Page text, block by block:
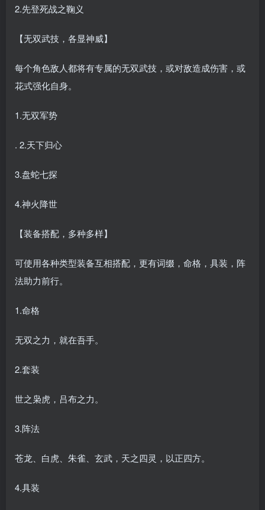
2.先登死战之鞠义
【无双武技，各显神威】
每个角色敌人都将有专属的无双武技，或对敌造成伤害，或
花式强化自身。
1.无双军势
. 2.天下归心
3.盘蛇七探
4.神火降世
【装备搭配，多种多样】
可使用各种类型装备互相搭配，更有词缀，命格，具装，阵
法助力前行。
1.命格
无双之力，就在吾手。
2.套装
世之枭虎，吕布之力。
3.阵法
苍龙、白虎、朱雀、玄武，天之四灵，以正四方。
4.具装